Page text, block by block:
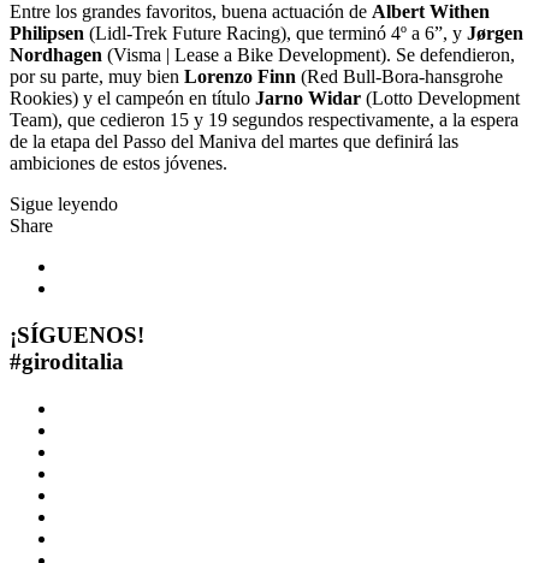
Entre los grandes favoritos, buena actuación de Albert Withen
Philipsen (Lidl-Trek Future Racing), que terminó 4º a 6”, y Jørgen
Nordhagen (Visma | Lease a Bike Development). Se defendieron,
por su parte, muy bien Lorenzo Finn (Red Bull-Bora-hansgrohe
Rookies) y el campeón en título Jarno Widar (Lotto Development
Team), que cedieron 15 y 19 segundos respectivamente, a la espera
de la etapa del Passo del Maniva del martes que definirá las
ambiciones de estos jóvenes.
Sigue leyendo
Share
¡SÍGUENOS!
#giroditalia